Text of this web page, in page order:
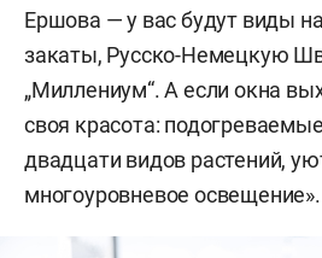
Ершова — у вас будут виды
закаты, Русско-Немецкую
„Миллениум“. А если окна
своя красота:
двадцати видов растений,
многоуровневое освещение».